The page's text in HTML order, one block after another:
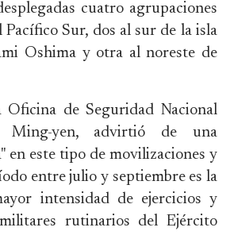
cuatro agrupaciones
Pacífico Sur, dos al sur de la isla
Oshima y otra al noreste de
de Seguridad Nacional
Ming-yen, advirtió de una
en este tipo de movilizaciones y
entre julio y septiembre es la
intensidad de ejercicios y
rutinarios del Ejército